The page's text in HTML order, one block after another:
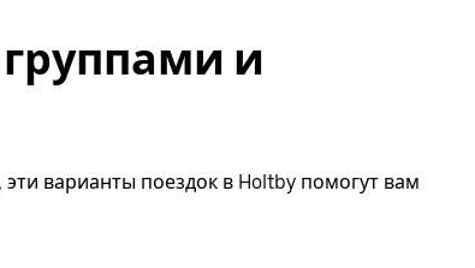
и
варианты поездок в Holtby помогут вам